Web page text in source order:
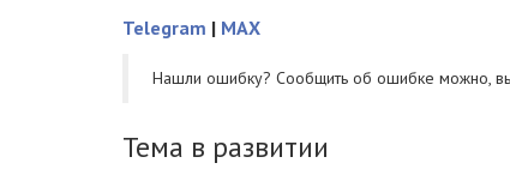
Telegram | MAX
Нашли ошибку? Cообщить об ошибке можно,
Тема в развитии